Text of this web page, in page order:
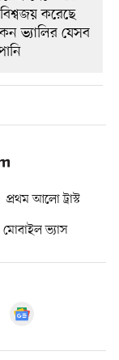
প্রথম আলো ট্রাস্ট
মোবাইল ভ্যাস